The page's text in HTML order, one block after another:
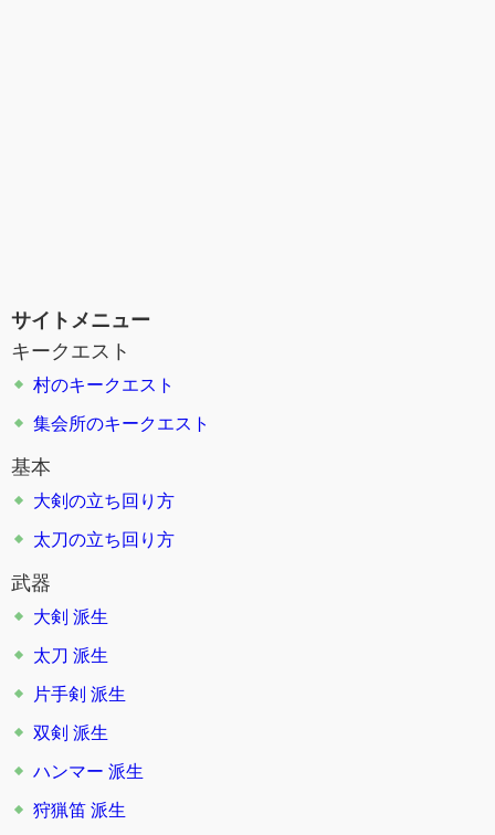
サイトメニュー
キークエスト
村のキークエスト
集会所のキークエスト
基本
大剣の立ち回り方
太刀の立ち回り方
武器
大剣 派生
太刀 派生
片手剣 派生
双剣 派生
ハンマー 派生
狩猟笛 派生